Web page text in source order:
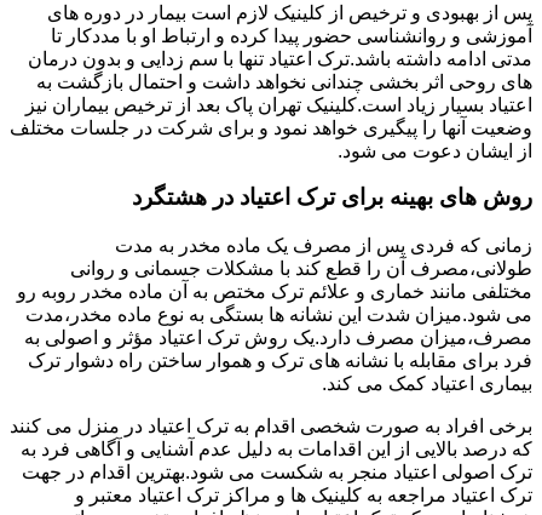
پس از بهبودی و ترخیص از کلینیک لازم است بیمار در دوره های
آموزشی و روانشناسی حضور پیدا کرده و ارتباط او با مددکار تا
مدتی ادامه داشته باشد.ترک اعتیاد تنها با سم زدایی و بدون درمان
های روحی اثر بخشی چندانی نخواهد داشت و احتمال بازگشت به
اعتیاد بسیار زیاد است.کلینیک تهران پاک بعد از ترخیص بیماران نیز
وضعیت آنها را پیگیری خواهد نمود و برای شرکت در جلسات مختلف
از ایشان دعوت می شود.
روش های بهینه برای ترک اعتیاد در هشتگرد
زمانی که فردی پس از مصرف یک ماده مخدر به مدت
طولانی،مصرف آن را قطع کند با مشکلات جسمانی و روانی
مختلفی مانند خماری و علائم ترک مختص به آن ماده مخدر روبه رو
می شود.میزان شدت این نشانه ها بستگی به نوع ماده مخدر،مدت
مصرف،میزان مصرف دارد.یک روش ترک اعتیاد مؤثر و اصولی به
فرد برای مقابله با نشانه های ترک و هموار ساختن راه دشوار ترک
بیماری اعتیاد کمک می کند.
برخی افراد به صورت شخصی اقدام به ترک اعتیاد در منزل می کنند
که درصد بالایی از این اقدامات به دلیل عدم آشنایی و آگاهی فرد به
ترک اصولی اعتیاد منجر به شکست می شود.بهترین اقدام در جهت
ترک اعتیاد مراجعه به کلینیک ها و مراکز ترک اعتیاد معتبر و